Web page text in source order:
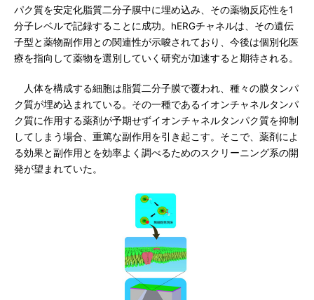
パク質を安定化脂質二分子膜中に埋め込み、その薬物反応性を1
分子レベルで記録することに成功。hERGチャネルは、その遺伝
子型と薬物副作用との関連性が示唆されており、今後は個別化医
療を指向して薬物を選別していく研究が加速すると期待される。
人体を構成する細胞は脂質二分子膜で覆われ、種々の膜タンパ
ク質が埋め込まれている。その一種であるイオンチャネルタンパ
ク質に作用する薬剤が予期せずイオンチャネルタンパク質を抑制
してしまう場合、重篤な副作用を引き起こす。そこで、薬剤によ
る効果と副作用とを効率よく調べるためのスクリーニング系の開
発が望まれていた。